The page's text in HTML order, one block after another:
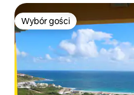
Wybór gości
Wybór gości